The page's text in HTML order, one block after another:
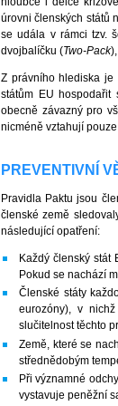
úrovni členských států
se udála v rámci tzv.
dvojbalíčku (Two-Pack
Z právního hlediska je
státům EU hospodařit
obecně závazný pro
nicméně vztahují
PREVENTIVNÍ
Pravidla Paktu jsou
členské země
následující opatření:
Každý členský stát
Pokud se nachází
Členské státy
eurozóny), v
slučitelnost těchto
Země, které se
střednědobým
Při významné
vystavuje peněžní